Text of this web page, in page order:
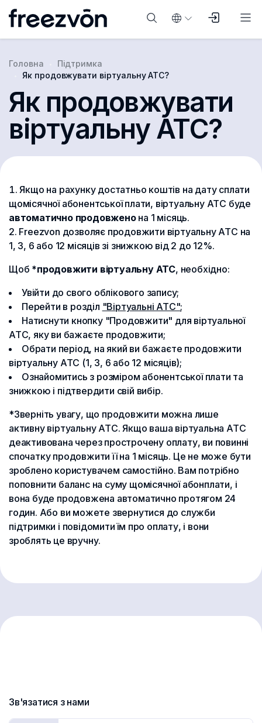
Головна
Підтримка
Як продовжувати віртуальну АТС?
Як продовжувати
віртуальну АТС?
Якщо на рахунку достатньо коштів на дату сплати
щомісячної абонентської плати, віртуальну АТС буде
автоматично продовженона 1 місяць.
Freezvon дозволяє продовжити віртуальну АТС на
1, 3, 6 або 12 місяців зі знижкою від 2 до 12%.
Щоб *продовжити віртуальну АТС, необхідно:
Увійти до свого облікового запису;
Перейти в розділ "Віртуальні АТС";
Натиснути кнопку "Продовжити" для віртуальної
АТС, яку ви бажаєте продовжити;
Обрати період, на який ви бажаєте продовжити
віртуальну АТС (1, 3, 6 або 12 місяців);
Ознайомитись з розміром абонентської плати та
знижкою і підтвердити свій вибір.
*Зверніть увагу, що продовжити можна лише
активну віртуальну АТС. Якщо ваша віртуальна АТС
деактивована через прострочену оплату, ви повинні
спочатку продовжити її на 1 місяць. Це не може бути
зроблено користувачем самостійно. Вам потрібно
поповнити баланс на суму щомісячної абонплати, і
вона буде продовжена автоматично протягом 24
годин. Або ви можете звернутися до служби
підтримки і повідомити їм про оплату, і вони
зроблять це вручну.
Зв'язатися з нами